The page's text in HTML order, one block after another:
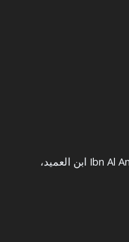
3820 Ibn Al Amid As Sulay Riyadh 14264 6550 ابن العميد،